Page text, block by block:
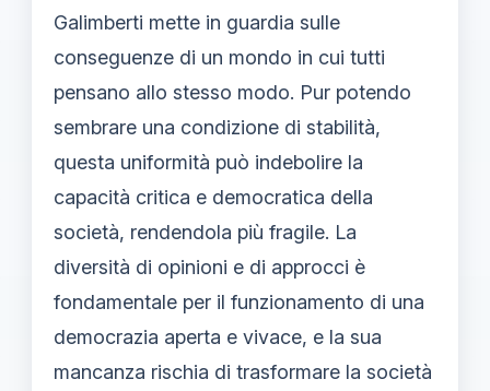
Galimberti mette in guardia sulle
conseguenze di un mondo in cui tutti
pensano allo stesso modo. Pur potendo
sembrare una condizione di stabilità,
questa uniformità può indebolire la
capacità critica e democratica della
società, rendendola più fragile. La
diversità di opinioni e di approcci è
fondamentale per il funzionamento di una
democrazia aperta e vivace, e la sua
mancanza rischia di trasformare la società